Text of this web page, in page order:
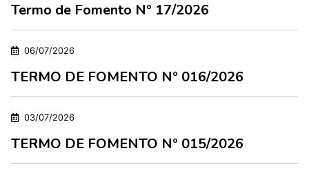
Termo de Fomento Nº 17/2026
06/07/2026
TERMO DE FOMENTO Nº 016/2026
03/07/2026
TERMO DE FOMENTO Nº 015/2026